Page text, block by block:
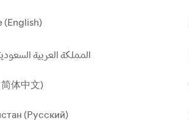
(English)
المملكة العربية
体中文)
(Русский)